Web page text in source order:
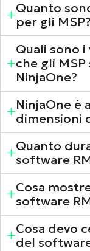
Quanto
per gli MSP?
Quali sono
che gli
NinjaOne?
NinjaOne è
dimensioni
Quanto
software
Cosa
software
Cosa devo
del
Stai
Scopri le